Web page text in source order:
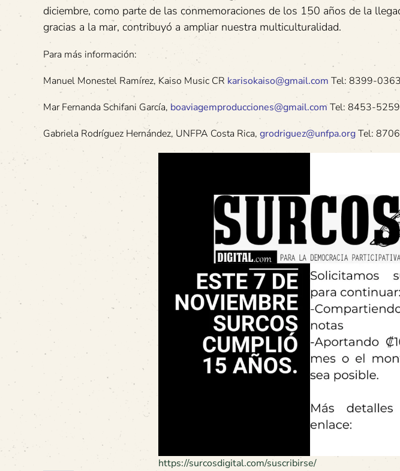
diciembre, como parte de las conmemoraciones de los 150 años de la
gracias a la mar, contribuyó a ampliar nuestra multiculturalidad.
Para más información:
Manuel Monestel Ramírez, Kaiso Music CR karisokaiso@gmail.com Tel: 8399-
Mar Fernanda Schifani García, boaviagemproducciones@gmail.comTel: 8453-
Gabriela Rodríguez Hernández, UNFPA Costa Rica, grodriguez@unfpa.orgTel:
https://surcosdigital.com/suscribirse/